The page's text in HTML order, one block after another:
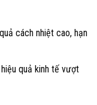
cách nhiệt cao, hạn
quả kinh tế vượt